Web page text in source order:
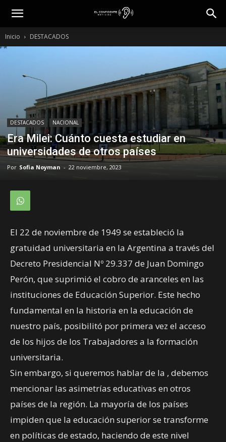
Inicio DESTACADOS
DESTACADOS NACIONAL
Era Milei: Cuánto cuesta estudiar en
universidades de otros países
Por Sofia Noyman - 22 noviembre, 2023
El 22 de noviembre de 1949 se estableció la
gratuidad universitaria en la Argentina a través del
Decreto Presidencial Nº 29.337 de Juan Domingo
Perón, que suprimió el cobro de aranceles en las
instituciones de Educación Superior. Este hecho
fundamental en la historia en la educación de
nuestro país, posibilitó por primera vez el acceso
de los hijos de los Trabajadores a la formación
universitaria.
Sin embargo, si queremos hablar de la , debemos
mencionar las asimetrías educativas en otros
países de la región. La mayoría de los países
impiden que la educación superior se transforme
en políticas de estado, haciendo de este nivel